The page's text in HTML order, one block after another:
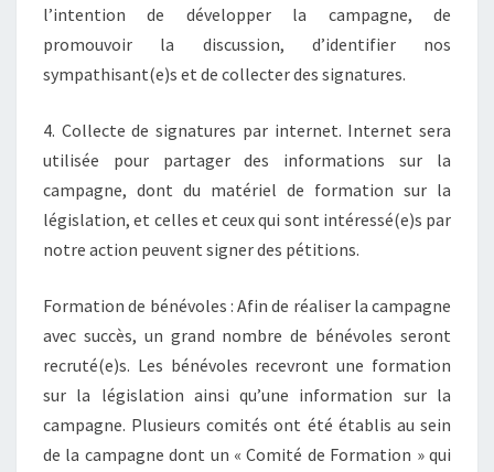
l’intention de développer la campagne, de
promouvoir la discussion, d’identifier nos
sympathisant(e)s et de collecter des signatures.
4. Collecte de signatures par internet. Internet sera
utilisée pour partager des informations sur la
campagne, dont du matériel de formation sur la
législation, et celles et ceux qui sont intéressé(e)s par
notre action peuvent signer des pétitions.
Formation de bénévoles : Afin de réaliser la campagne
avec succès, un grand nombre de bénévoles seront
recruté(e)s. Les bénévoles recevront une formation
sur la législation ainsi qu’une information sur la
campagne. Plusieurs comités ont été établis au sein
de la campagne dont un « Comité de Formation » qui